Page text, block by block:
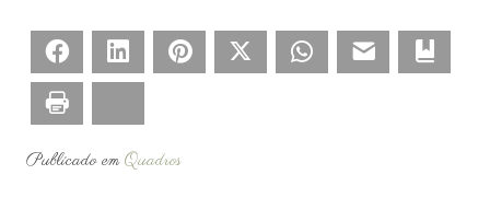
Facebook LinkedIn Pinterest Twitter WhatsApp
Publicado emQuadros